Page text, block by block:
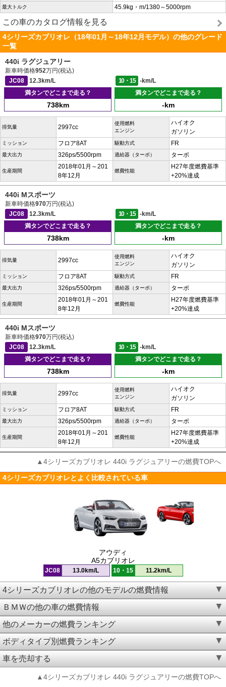
最大トルク 45.9kg・m/1380～5000rpm
この車のカタログ情報を見る
4シリーズカブリオレ（18年01月～18年12月モデル）の他のグレード
一覧
440i ラグジュアリー
新車時価格952万円(税込)
JC08
12.3km/L 10・15
-km/L
満タンでどこまで走る？
738km
満タンでどこまで走る？
-km
排気量 2997cc
使用燃料
エンジン
ハイオク
ガソリン
ミッション フロア8AT 駆動方式 FR
最大出力 326ps/5500rpm 過給器（ターボ） ターボ
生産期間
2018年01月～201
8年12月
燃費性能
H27年度燃費基準
+20%達成
440i Mスポーツ
新車時価格970万円(税込)
JC08
12.3km/L 10・15
-km/L
満タンでどこまで走る？
738km
満タンでどこまで走る？
-km
排気量 2997cc
使用燃料
エンジン
ハイオク
ガソリン
ミッション フロア8AT 駆動方式 FR
最大出力 326ps/5500rpm 過給器（ターボ） ターボ
生産期間
2018年01月～201
8年12月
燃費性能
H27年度燃費基準
+20%達成
440i Mスポーツ
新車時価格970万円(税込)
JC08
12.3km/L 10・15
-km/L
満タンでどこまで走る？
738km
満タンでどこまで走る？
-km
排気量 2997cc
使用燃料
エンジン
ハイオク
ガソリン
ミッション フロア8AT 駆動方式 FR
最大出力 326ps/5500rpm 過給器（ターボ） ターボ
生産期間
2018年01月～201
8年12月
燃費性能
H27年度燃費基準
+20%達成
▲4シリーズカブリオレ 440i ラグジュアリーの燃費TOPへ
4シリーズカブリオレとよく比較されている車
アウディ
A5カブリオレ
JC08 13.0km/L 10・15 11.2km/L
4シリーズカブリオレの他のモデルの燃費情報
ＢＭＷの他の車の燃費情報
他のメーカーの燃費ランキング
ボディタイプ別燃費ランキング
車を売却する
▲4シリーズカブリオレ 440i ラグジュアリーの燃費TOPへ